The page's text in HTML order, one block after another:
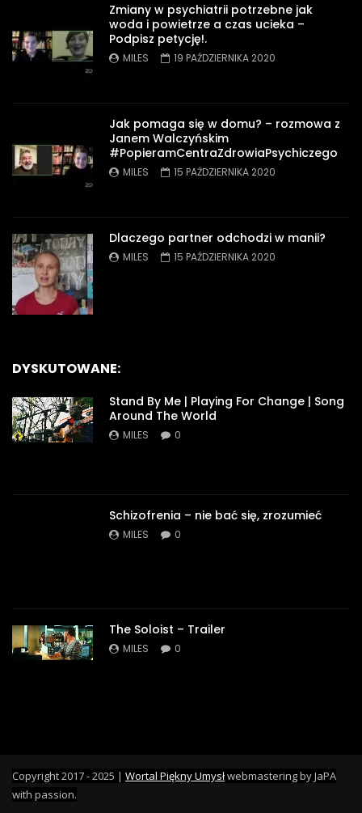
Zmiany w psychiatrii potrzebne jak
woda i powietrze a czas ucieka –
Podpisz petycję!.
MILES 19 PAŹDZIERNIKA 2020
Jak pomaga się w domu? – rozmowa z
Janem Walczyńskim
#PopieramCentraZdrowiaPsychiczego
MILES 15 PAŹDZIERNIKA 2020
Dlaczego partner odchodzi w manii?
MILES 15 PAŹDZIERNIKA 2020
DYSKUTOWANE:
Stand By Me | Playing For Change | Song
Around The World
MILES 0
Schizofrenia – nie bać się, zrozumieć
MILES 0
The Soloist – Trailer
MILES 0
Copyright 2017 - 2025 | Wortal Piękny Umysłwebmastering by JaPA
with passion.